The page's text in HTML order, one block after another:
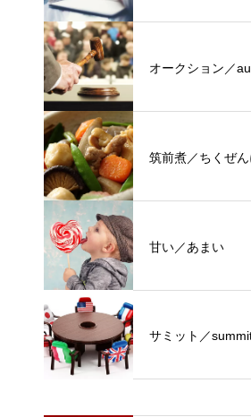
オークション／
筑前煮／ちくぜん
甘い／あまい
サミット／